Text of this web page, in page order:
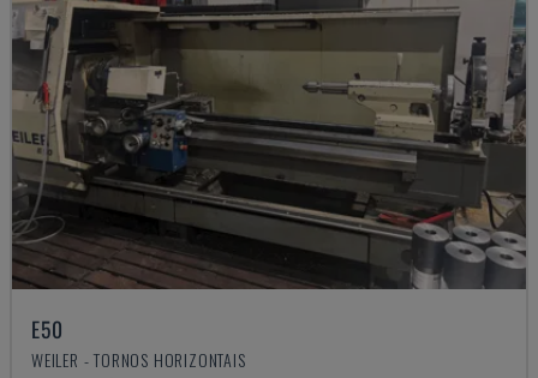
E50
WEILER - TORNOS HORIZONTAIS